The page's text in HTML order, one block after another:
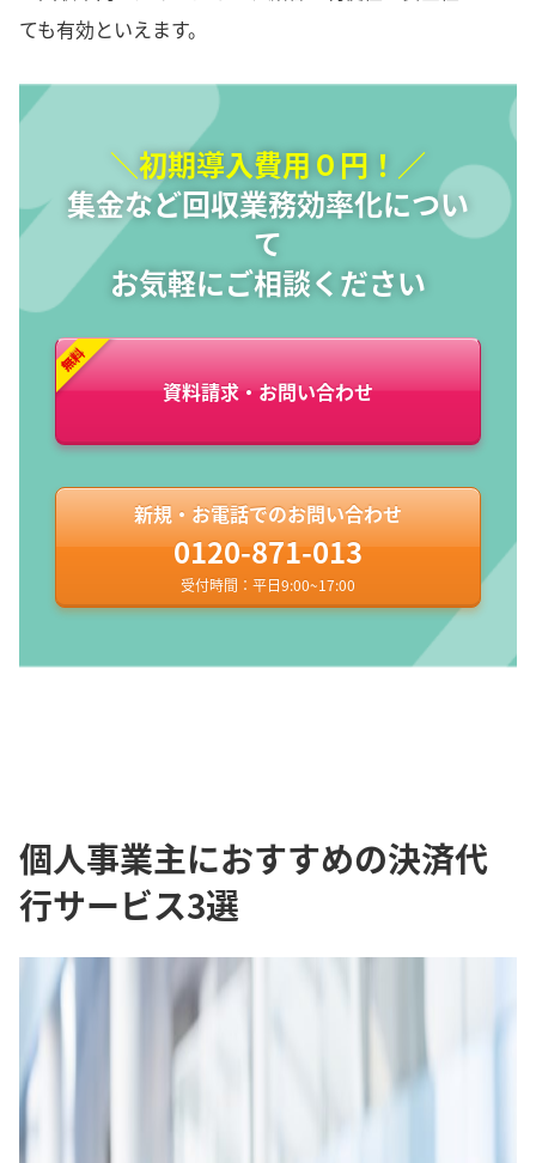
ても有効といえます。
＼初期導入費用０円！／
集金など回収業務効率化につい
て
お気軽にご相談ください
資料請求・お問い合わせ
新規・お電話でのお問い合わせ
0120-871-013
受付時間：平日9:00~17:00
個人事業主におすすめの決済代
行サービス3選